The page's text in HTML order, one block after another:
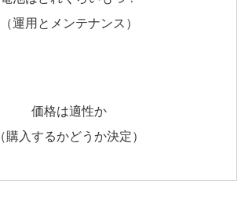
（運用とメンテナンス）
価格は適性か
（購入するかどうか決定）